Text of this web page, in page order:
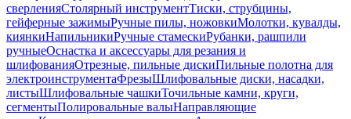
сверленияСтолярный инструментТиски, струбцины,
гейферные зажимыРучные пилы, ножовкиМолотки, кувалды,
киянкиНапильникиРучные стамескиРубанки, рашпили
ручныеОснастка и аксессуары для резания и
шлифованияОтрезные, пильные дискиПильные полотна для
электроинструментаФрезыШлифовальные диски, насадки,
листыШлифовальные чашкиТочильные камни, круги,
сегментыПолировальные валыНаправляющие